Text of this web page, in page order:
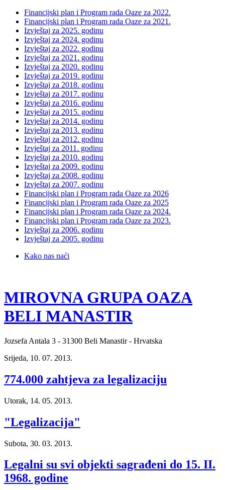
Financijski plan i Program rada Oaze za 2022.
Financijski plan i Program rada Oaze za 2021.
Izvještaj za 2025. godinu
Izvještaj za 2024. godinu
Izvještaj za 2022. godinu
Izvještaj za 2021. godinu
Izvještaj za 2020. godinu
Izvještaj za 2019. godinu
Izvještaj za 2018. godinu
Izvještaj za 2017. godinu
Izvještaj za 2016. godinu
Izvještaj za 2015. godinu
Izvještaj za 2014. godinu
Izvještaj za 2013. godinu
Izvještaj za 2012. godinu
Izvještaj za 2011. godinu
Izvještaj za 2010. godinu
Izvještaj za 2009. godinu
Izvještaj za 2008. godinu
Izvještaj za 2007. godinu
Financijski plan i Program rada Oaze za 2026
Financijski plan i Program rada Oaze za 2025
Financijski plan i Program rada Oaze za 2024.
Financijski plan i Program rada Oaze za 2023.
Izvještaj za 2006. godinu
Izvještaj za 2005. godinu
Kako nas naći
MIROVNA GRUPA OAZA
BELI MANASTIR
Jozsefa Antala 3 - 31300 Beli Manastir - Hrvatska
Srijeda, 10. 07. 2013.
774.000 zahtjeva za legalizaciju
Utorak, 14. 05. 2013.
"Legalizacija"
Subota, 30. 03. 2013.
Legalni su svi objekti sagrađeni do 15. II.
1968. godine